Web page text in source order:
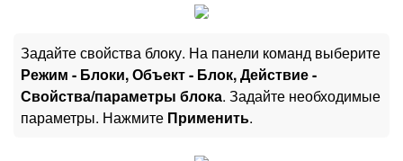
Задайте свойства блоку. На панели команд выберите
Режим - Блоки, Объект - Блок, Действие -
Свойства/параметры блока. Задайте необходимые
параметры. Нажмите Применить.